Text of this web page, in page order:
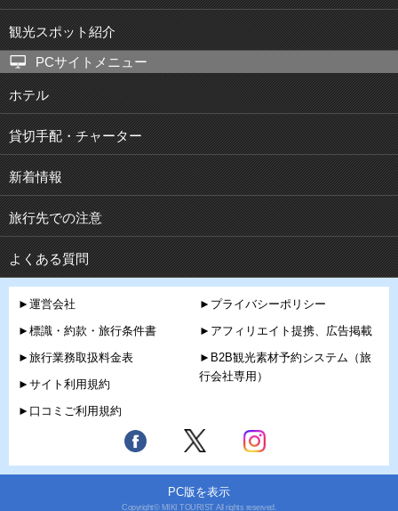
観光スポット紹介
PCサイトメニュー
ホテル
貸切手配・チャーター
新着情報
旅行先での注意
よくある質問
►運営会社
►標識・約款・旅行条件書
►旅行業務取扱料金表
►サイト利用規約
►口コミご利用規約
►プライバシーポリシー
►アフィリエイト提携、広告掲載
►B2B観光素材予約システム（旅
行会社専用）
PC版を表示
Copyright© MIKI TOURIST All rights reserved.